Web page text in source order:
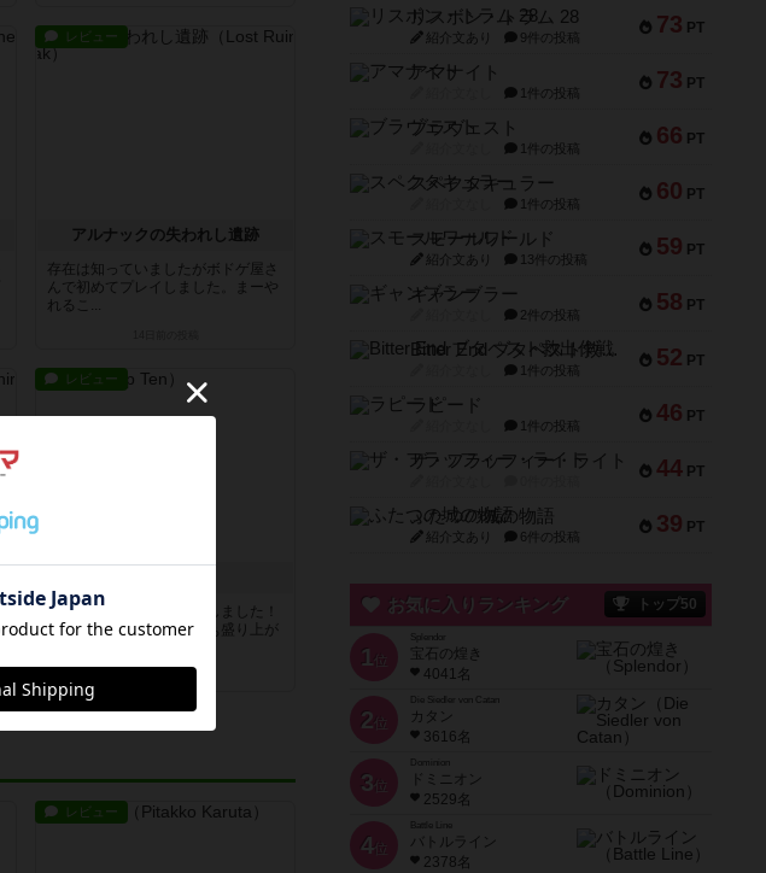
レビュー
アルナックの失われし遺跡
存在は知っていましたがボドゲ屋さ
んで初めてプレイしました。まーや
れるこ...
レビュー
ボドゲ会で初めてプレイしました！
パーティゲームです。まぁ盛り上が
レビュー
73 PT
リスボン・トラム 28
紹介文あり 9件の投稿
73 PT
アマナイト
1件の投稿
66 PT
ブラヴェスト
1件の投稿
60 PT
スペクタキュラー
1件の投稿
59 PT
スモールワールド
紹介文あり 13件の投稿
58 PT
ギャンブラー
2件の投稿
52 PT
Bitter End ブタペスト救出作戦
1件の投稿
46 PT
ラピード
1件の投稿
44 PT
ザ・フラッフィー・ライト
39 PT
ふたつの城の物語
紹介文あり 6件の投稿
お気に入りランキング トップ50
1 位
宝石の煌き
4041名
2 位
Die Siedler von Catan
カタン
3616名
3 位
ドミニオン
2529名
4位
Battle Line
バトルライン
2378名